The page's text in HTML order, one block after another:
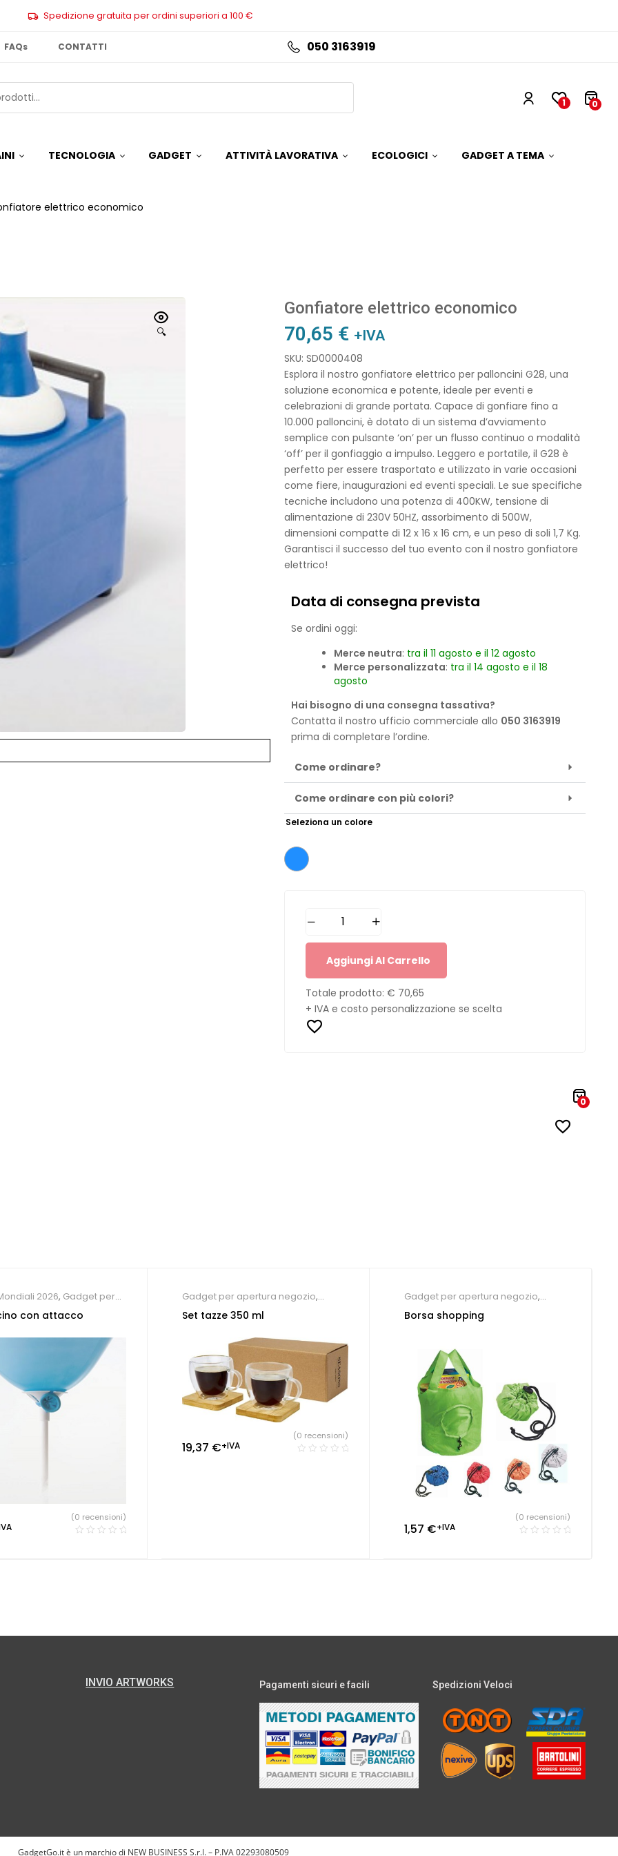
Spedizione gratuita per ordini superiori a 100 €
FAQs CONTATTI 050 3163919
1 0
TECNOLOGIA GADGET ATTIVITÀ LAVORATIVA ECOLOGICI GADGET A TEMA
elettrico economico
🔍
Gonfiatore elettrico economico
70,65 € +IVA
SKU: SD0000408
Esplora il nostro gonfiatore elettrico per palloncini G28, una
soluzione economica e potente, ideale per eventi e
celebrazioni di grande portata. Capace di gonfiare fino a
10.000 palloncini, è dotato di un sistema d’avviamento
semplice con pulsante ‘on’ per un flusso continuo o modalità
‘off’ per il gonfiaggio a impulso. Leggero e portatile, il G28 è
perfetto per essere trasportato e utilizzato in varie occasioni
come fiere, inaugurazioni ed eventi speciali. Le sue specifiche
tecniche includono una potenza di 400KW, tensione di
alimentazione di 230V 50HZ, assorbimento di 500W,
dimensioni compatte di 12 x 16 x 16 cm, e un peso di soli 1,7 Kg.
Garantisci il successo del tuo evento con il nostro gonfiatore
elettrico!
Data di consegna prevista
Se ordini oggi:
Merce neutra: tra il 11 agosto e il 12 agosto
Merce personalizzata: tra il 14 agosto e il 18
agosto
Hai bisogno di una consegna tassativa?
Contatta il nostro ufficio commerciale allo 050 3163919
prima di completare l’ordine.
Come ordinare?
Come ordinare con più colori?
Seleziona un colore
Aggiungi Al Carrello
Totale prodotto: € 70,65
+ IVA e costo personalizzazione se scelta
0
2026, Gadget per
con attacco
(0 recensioni)
Gadget per apertura negozio,
Gadget per eventi
Set tazze 350 ml
19,37 €+IVA
(0 recensioni)
Gadget per apertura negozio,
Gadget per eventi
Borsa shopping
1,57 €+IVA
(0 recensioni)
INVIO ARTWORKS Pagamenti sicuri e facili Spedizioni Veloci
GadgetGo.it è un marchio di NEW BUSINESS S.r.l. – P.IVA 02293080509